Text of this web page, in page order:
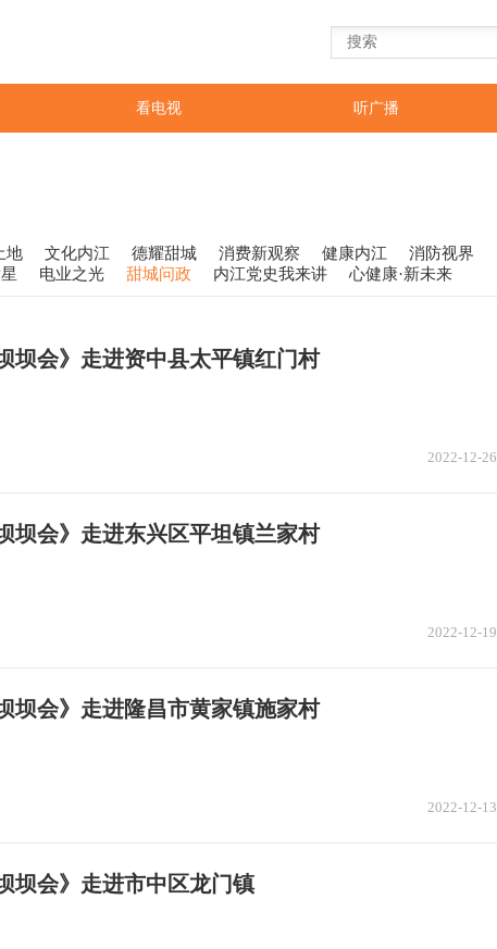
看电视 听广播
地 文化内江 德耀甜城 消费新观察 健康内江
消防视界
电业之光 甜城问政 内江党史我来讲 心健康·新未来
坝会》走进资中县太平镇红门村
2022-12-26
坝会》走进东兴区平坦镇兰家村
2022-12-19
坝会》走进隆昌市黄家镇施家村
2022-12-13
坝会》走进市中区龙门镇